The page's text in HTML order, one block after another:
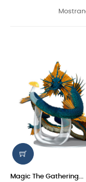
Magic The Gathering...